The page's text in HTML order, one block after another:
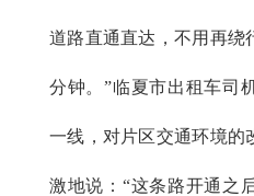
道路直通直达，不用再绕
分钟。”临夏市出租车司
一线，对片区交通环境的
激地说：“这条路开通之